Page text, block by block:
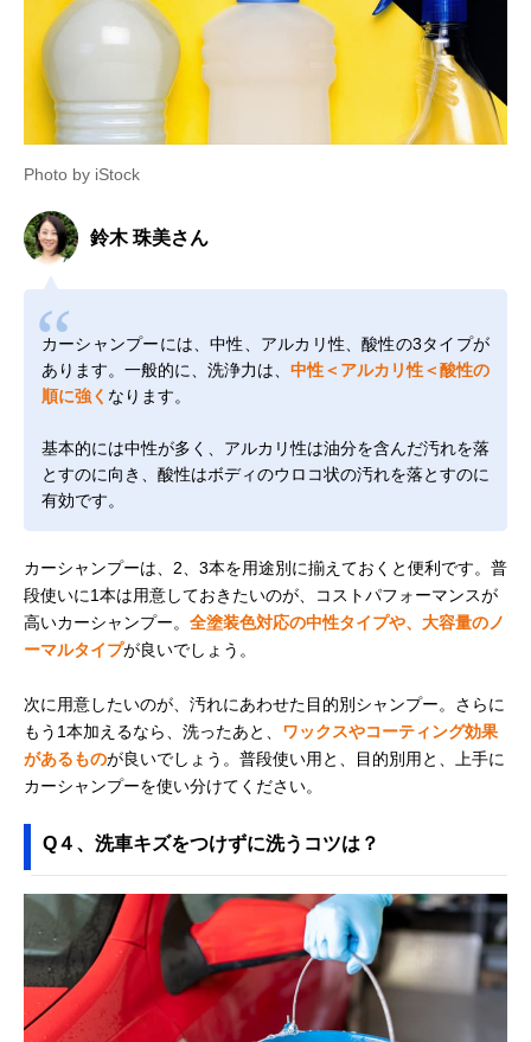
Photo by iStock
鈴木 珠美さん
カーシャンプーには、中性、アルカリ性、酸性の3タイプが
あります。一般的に、洗浄力は、 中性＜アルカリ性＜酸性の
順に強く なります。
基本的には中性が多く、アルカリ性は油分を含んだ汚れを落
とすのに向き、酸性はボディのウロコ状の汚れを落とすのに
有効です。
カーシャンプーは、2、3本を用途別に揃えておくと便利です。普
段使いに1本は用意しておきたいのが、コストパフォーマンスが
高いカーシャンプー。 全塗装色対応の中性タイプや、大容量のノ
ーマルタイプが良いでしょう。
次に用意したいのが、汚れにあわせた目的別シャンプー。さらに
もう1本加えるなら、洗ったあと、 ワックスやコーティング効果
があるものが良いでしょう。普段使い用と、目的別用と、上手に
カーシャンプーを使い分けてください。
Q４、洗車キズをつけずに洗うコツは？